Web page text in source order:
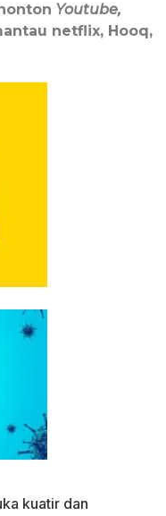
Youtube,
netflix, Hooq,
kuatir dan